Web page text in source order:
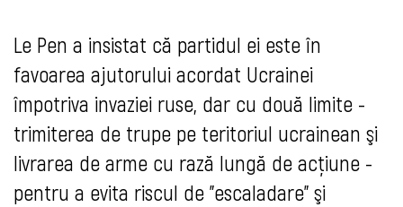
Le Pen a insistat că partidul ei este în
favoarea ajutorului acordat Ucrainei
împotriva invaziei ruse, dar cu două limite -
trimiterea de trupe pe teritoriul ucrainean şi
livrarea de arme cu rază lungă de acţiune -
pentru a evita riscul de "escaladare" şi